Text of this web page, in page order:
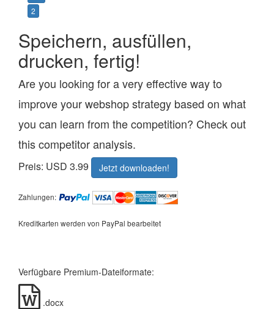
2
Speichern, ausfüllen,
drucken, fertig!
Are you looking for a very effective way to
improve your webshop strategy based on what
you can learn from the competition? Check out
this competitor analysis.
Preis: USD 3.99 Jetzt downloaden!
Zahlungen:
Kreditkarten werden von PayPal bearbeitet
Verfügbare Premium-Dateiformate:
.docx